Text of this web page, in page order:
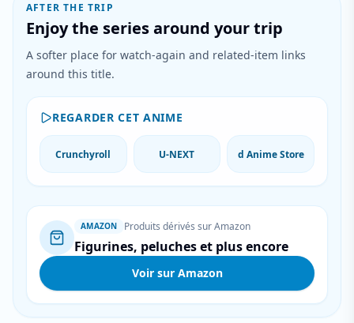
AFTER THE TRIP
Enjoy the series around your trip
A softer place for watch-again and related-item links
around this title.
REGARDER CET ANIME
Crunchyroll U-NEXT d Anime Store
AMAZON Produits dérivés sur Amazon
Figurines, peluches et plus encore
Voir sur Amazon